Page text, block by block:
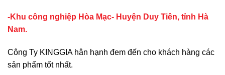
-Khu công nghiệp Hòa Mạc- Huyện Duy Tiên, tỉnh Hà
Nam.
Công Ty KINGGIA hân hạnh đem đến cho khách hàng các
sản phẩm tốt nhất.